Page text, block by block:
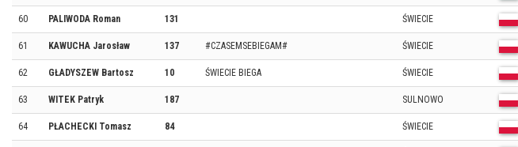
60 PALIWODA Roman 131 ŚWIECIE
61 KAWUCHA Jarosław 137 #CZASEMSEBIEGAM# ŚWIECIE
62 GŁADYSZEW Bartosz 10 ŚWIECIE BIEGA ŚWIECIE
63 WITEK Patryk 187 SULNOWO
64 PŁACHECKI Tomasz 84 ŚWIECIE